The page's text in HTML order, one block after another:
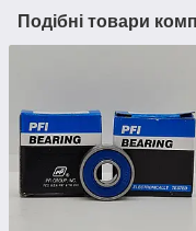
Подібні товари